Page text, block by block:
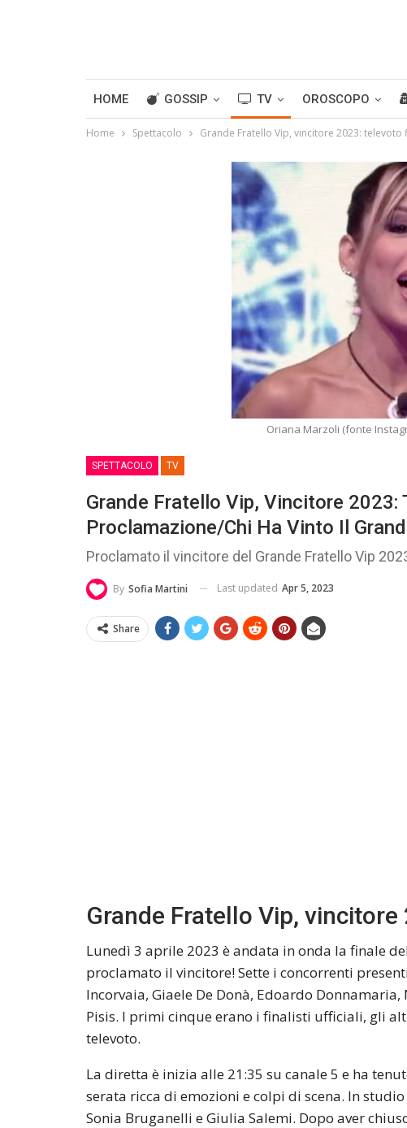
HOME GOSSIP TV OROSCOPO
Home Spettacolo Grande Fratello Vip, vincitore 2023:
Oriana Marzoli (fonte
SPETTACOLO TV
Grande Fratello Vip, Vincitore
Proclamazione/Chi Ha Vinto Il
Proclamato il vincitore del Grande Fratello Vip
By Sofia Martini Last updated Apr 5, 2023
Share
Grande Fratello Vip, vincitore
Lunedì 3 aprile 2023 è andata in onda la finale
proclamato il vincitore! Sette i concorrenti
Incorvaia, Giaele De Donà, Edoardo
Pisis. I primi cinque erano i finalisti ufficiali, gli
televoto.
La diretta è inizia alle 21:35 su canale 5 e ha
serata ricca di emozioni e colpi di scena. In
Sonia Bruganelli e Giulia Salemi. Dopo aver